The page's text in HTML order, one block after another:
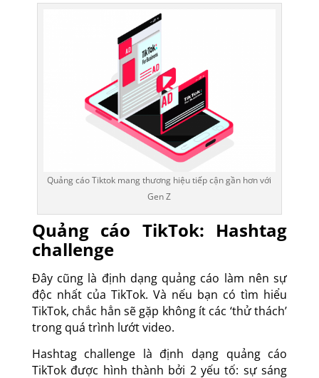
Quảng cáo Tiktok mang thương hiệu tiếp cận gần hơn với
Gen Z
Quảng cáo TikTok: Hashtag
challenge
Đây cũng là định dạng quảng cáo làm nên sự
độc nhất của TikTok. Và nếu bạn có tìm hiểu
TikTok, chắc hẳn sẽ gặp không ít các ‘thử thách’
trong quá trình lướt video.
Hashtag challenge là định dạng quảng cáo
TikTok được hình thành bởi 2 yếu tố: sự sáng